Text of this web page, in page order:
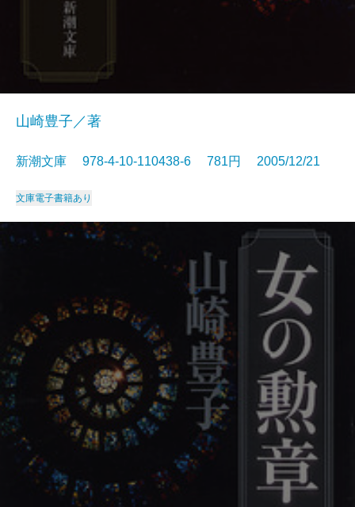
山崎豊子／著
新潮文庫 978-4-10-110438-6 781円 2005/12/21
文庫電子書籍あり